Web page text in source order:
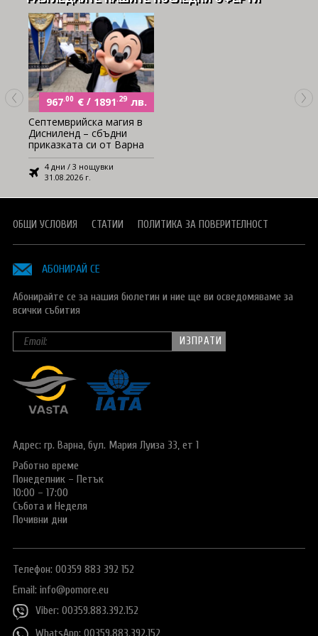
967.00 €/ 1891.29 лв.
Септемврийска магия в
Дисниленд – сбъдни
приказката си от Варна
4 дни / 3 нощувки
31.08.2026 г.
ОБЩИ УСЛОВИЯ СТАТИИ ПОЛИТИКА ЗА ПОВЕРИТЕЛНОСТ
АБОНИРАЙ СЕ
Абонирайте се за нашия бюлетин и ние ще ви осведомяваме за
всички събития
Адрес: гр. Варна, бул. Мария Луиза 33, ет 1
Работно време
Понеделник – Петък
10:00 – 17:00
Събота и Неделя
Почивни дни
Телефон: 00359 883 392 152
Email: info@pomore.eu
Viber: 00359.883.392.152
WhatsApp: 00359.883.392.152